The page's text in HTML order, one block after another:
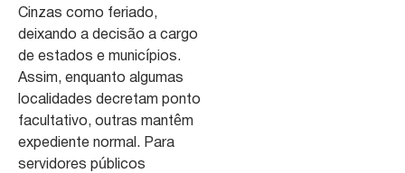
Cinzas como feriado,
deixando a decisão a cargo
de estados e municípios.
Assim, enquanto algumas
localidades decretam ponto
facultativo, outras mantêm
expediente normal. Para
servidores públicos